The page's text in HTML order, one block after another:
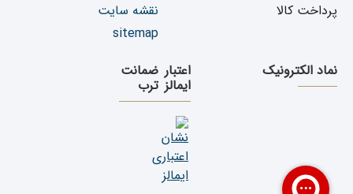
پرداخت کالا
نقشه سایت
sitemap
نماد الکترونیک
اعتبار
ایمالز
ضمانت
ترب